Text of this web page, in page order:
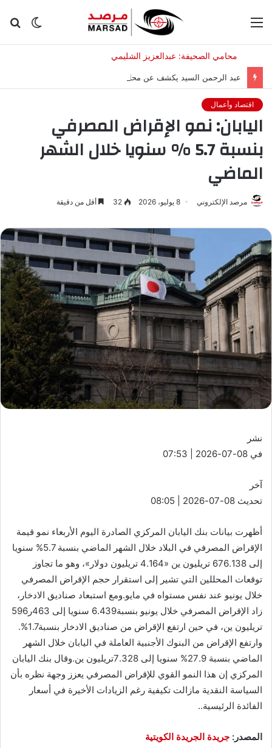
الوضع
اقتصاد وأعمال
اليابان: نمو الإقراض المصرفي
بنسبة 5.7 % سنويا خلال الشهر
الماضي
مرصد الإلكتروني 8 يوليو، 2026 32 أقل من دقيقة
نشر
في 08-07-2026 | 07:53
آخر
تحديث 08-07-2026 | 08:05
أظهرت بيانات بنك اليابان المركزي الصادرة اليوم الأربعاء نمو قيمة
الإقراض المصرفي في البلاد خلال الشهر الماضي بنسبة 5.7% سنويا
إلى 676.138 تريليون ين «4.164 تريليون دولار»، وهو ما تجاوز
توقعات المحللين التي تشير إلى استقرار حجم الإقراض المصرفي
خلال يونيو عند نفس مستواه في مايو.ومع استبعاد صناديق الادخار،
زاد الإقراض المصرفي خلال يونيو بنسبة6.439 سنويا إلى 463ر596
تريليون ين، في حين ارتفع الإقراض من صناديق الادخار بنسبة1.7%.
وارتفع الإقراض من البنوك الأجنبية العاملة في اليابان خلال الشهر
الماضي بنسبة 27.9% سنويا إلى 7.328تريليون ين.وقال بنك اليابان
المركزي إن هذا النمو القوي للإقراض المصرفي يعزز وجهة نظره بأن
السياسة النقدية مازالت تكيفية رغم الزيادات الأخيرة في أسعار
الفائدة الرئيسية..
المصدر: جريدة الجريدة الكويتية